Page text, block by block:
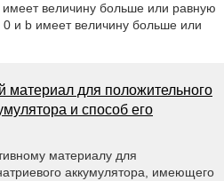
величину больше или равную
и b имеет величину больше или
материал для положительного
и способ его
материалу для
аккумулятора, имеющего